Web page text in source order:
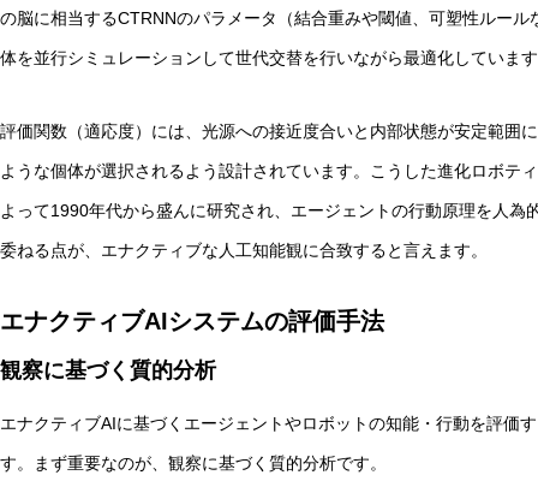
の脳に相当するCTRNNのパラメータ（結合重みや閾値、可塑性ルー
体を並行シミュレーションして世代交替を行いながら最適化していま
評価関数（適応度）には、光源への接近度合いと内部状態が安定範囲
ような個体が選択されるよう設計されています。こうした進化ロボテ
よって1990年代から盛んに研究され、エージェントの行動原理を人
委ねる点が、エナクティブな人工知能観に合致すると言えます。
エナクティブAIシステムの評価手法
観察に基づく質的分析
エナクティブAIに基づくエージェントやロボットの知能・行動を評価
す。まず重要なのが、観察に基づく質的分析です。